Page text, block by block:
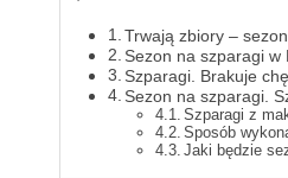
Trwają zbiory –
Sezon na szparagi w
Szparagi. Brakuje
Sezon na szparagi.
Szparagi z
Sposób
Jaki będzie